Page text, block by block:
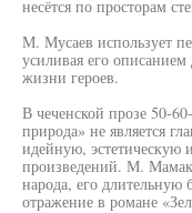
несётся по просторам
М. Мусаев использует
усиливая его
жизни героев.
В чеченской прозе 50-
природа» не является
идейную, эстетическую
произведений. М.
народа, его длительную
отражение в романе